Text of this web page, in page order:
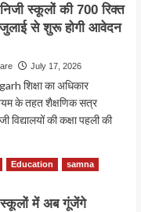
स्कूलों की 700 रिक्त
जुलाई से शुरू होगी आवेदन
July 17, 2026
शिक्षा का अधिकार
के तहत शैक्षणिक सत्र
विद्यालयों की कक्षा पहली की
Education samna
में अब गूंजेंगे